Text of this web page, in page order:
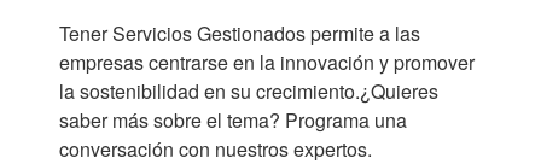
Tener Servicios Gestionados permite a las
empresas centrarse en la innovación y promover
la sostenibilidad en su crecimiento.¿Quieres
saber más sobre el tema? Programa una
conversación con nuestros expertos.